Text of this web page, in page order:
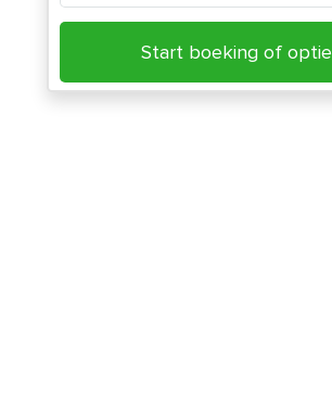
Start boeking of optie